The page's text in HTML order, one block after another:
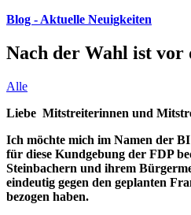
Blog - Aktuelle Neuigkeiten
Nach der Wahl ist vor
Alle
Liebe Mitstreiterinnen und
Ich möchte mich im Namen der
für diese Kundgebung der FDP
Steinbachern und ihrem
eindeutig gegen den geplanten
bezogen haben.